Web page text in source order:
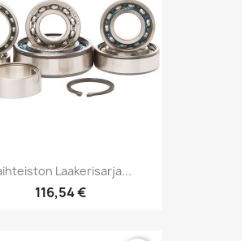
Laakerisarja...
116,54 €